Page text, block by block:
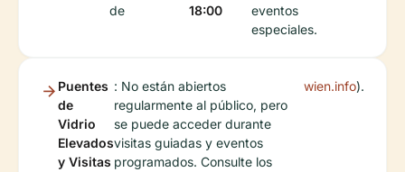
de
18:00
eventos
especiales.
Puentes
de
Vidrio
Elevados
y Visitas
: No están abiertos
regularmente al público, pero
se puede acceder durante
visitas guiadas y eventos
programados. Consulte los
wien.info).